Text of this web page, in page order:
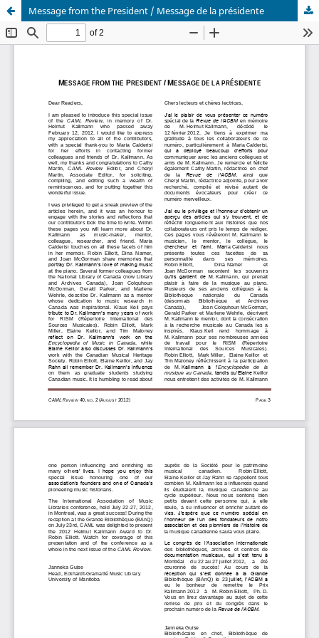
Message from the President / Message de la présidente